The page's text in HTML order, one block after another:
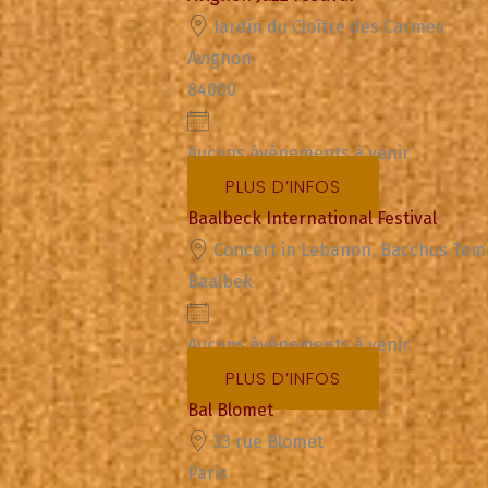
Jardin du Cloître des Carmes
Avignon
84000
Aucuns évènements à venir
PLUS D’INFOS
Baalbeck International Festival
Concert in Lebanon, Bacchus
Baalbek
Aucuns évènements à venir
PLUS D’INFOS
Bal Blomet
33 rue Blomet
Paris